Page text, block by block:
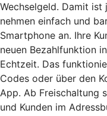
Wechselgeld. Damit ist
nehmen einfach und
Smartphone an. Ihre
neuen Bezahlfunktion
Echtzeit. Das
Codes oder über den
App. Ab Freischaltung
und Kunden im